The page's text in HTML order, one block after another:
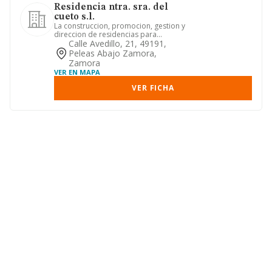
Residencia ntra. sra. del
cueto s.l.
La construccion, promocion, gestion y
direccion de residencias para
personas de la tercera edad.
Calle Avedillo, 21, 49191,
Peleas Abajo Zamora,
Zamora
VER EN MAPA
VER FICHA